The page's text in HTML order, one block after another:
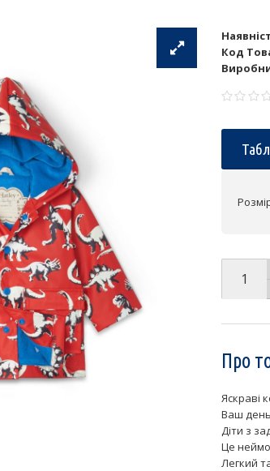
Код
Про
Яскраві
Ваш
Діти з
Це
Легкий